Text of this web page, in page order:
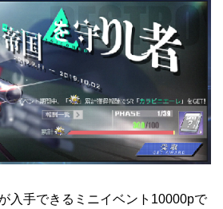
入手できるミニイベント10000pで